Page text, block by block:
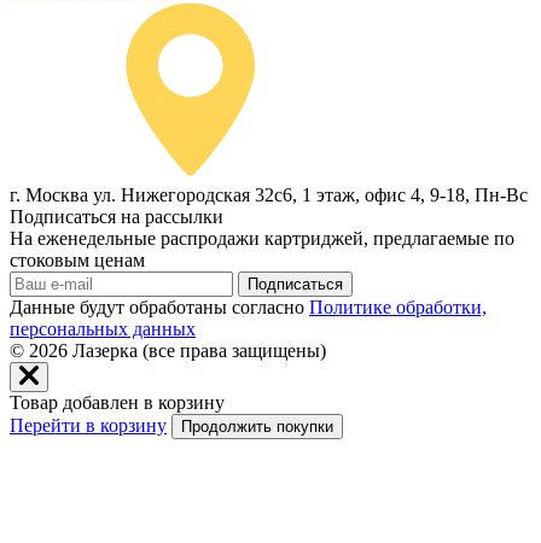
г. Москва ул. Нижегородская 32с6, 1 этаж, офис 4, 9-18, Пн-Вс
Подписаться на рассылки
На еженедельные распродажи картриджей, предлагаемые по
стоковым ценам
Подписаться
Данные будут обработаны согласно Политике обработки,
персональных данных
© 2026 Лазерка (все права защищены)
Товар добавлен в корзину
Перейти в корзину
Продолжить покупки